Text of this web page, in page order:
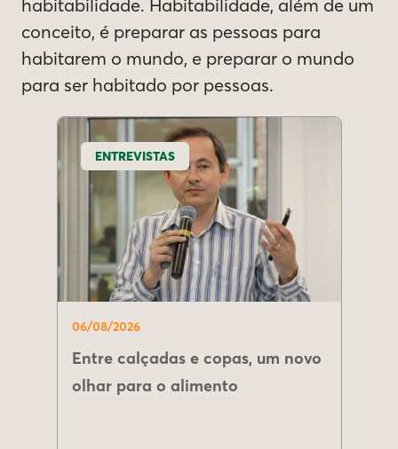
habitabilidade. Habitabilidade, além de um
conceito, é preparar as pessoas para
habitarem o mundo, e preparar o mundo
para ser habitado por pessoas.
ENTREVISTAS
06/08/2026
Entre calçadas e copas, um novo
olhar para o alimento